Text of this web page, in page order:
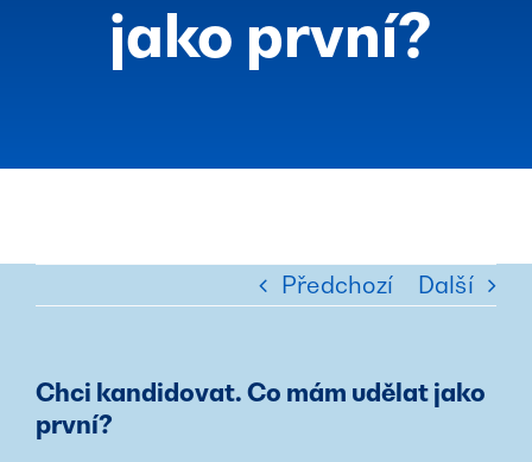
jako první?
Předchozí Další
Chci kandidovat. Co mám udělat jako
první?